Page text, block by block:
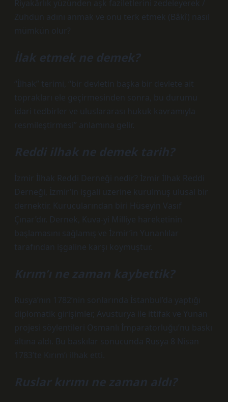
Riyakârlık yüzünden aşk faziletlerini zedeleyerek /
Zühdün adını anmak ve onu terk etmek (Bâkî) nasıl
mümkün olur?
İlak etmek ne demek?
“İlhak” terimi, “bir devletin başka bir devlete ait
toprakları ele geçirmesinden sonra, bu durumu
idari tedbirler ve uluslararası hukuk kavramıyla
resmileştirmesi” anlamına gelir.
Reddi ilhak ne demek tarih?
İzmir İlhak Reddi Derneği nedir? İzmir İlhak Reddi
Derneği, İzmir’in işgali üzerine kurulmuş ulusal bir
dernektir. Kurucularından biri Hüseyin Vasıf
Çınar’dır. Dernek, Kuva-yi Milliye hareketinin
başlamasını sağlamış ve İzmir’in Yunanlılar
tarafından işgaline karşı koymuştur.
Kırım’ı ne zaman kaybettik?
Rusya’nın 1782’nin sonlarında İstanbul’da yaptığı
diplomatik girişimler, Avusturya ile ittifak ve Yunan
projesi söylentileri Osmanlı İmparatorluğu’nu baskı
altına aldı. Bu baskılar sonucunda Rusya 8 Nisan
1783’te Kırım’ı ilhak etti.
Ruslar kırımı ne zaman aldı?